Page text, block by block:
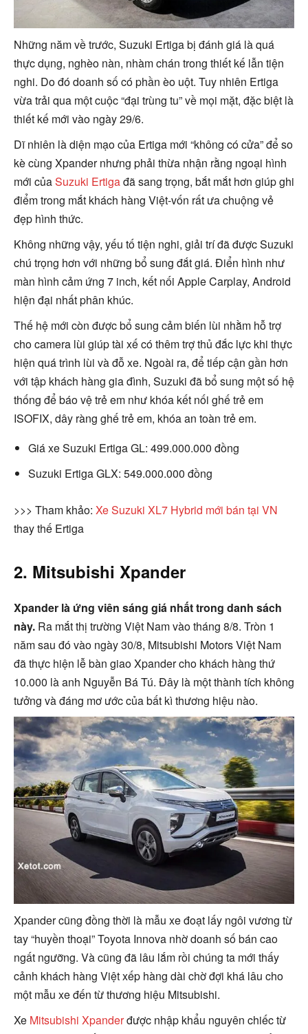
Những năm về trước, Suzuki Ertiga bị đánh giá là quá
thực dụng, nghèo nàn, nhàm chán trong thiết kế lẫn tiện
nghi. Do đó doanh số có phần èo uột. Tuy nhiên Ertiga
vừa trải qua một cuộc “đại trùng tu” về mọi mặt, đặc biệt là
thiết kế mới vào ngày 29/6.
Dĩ nhiên là diện mạo của Ertiga mới “không có cửa” để so
kè cùng Xpander nhưng phải thừa nhận rằng ngoại hình
mới củaSuzuki Ertigađã sang trọng, bắt mắt hơn giúp ghi
điểm trong mắt khách hàng Việt-vốn rất ưa chuộng vẻ
đẹp hình thức.
Không những vậy, yếu tố tiện nghi, giải trí đã được Suzuki
chú trọng hơn với những bổ sung đắt giá. Điển hình như
màn hình cảm ứng 7 inch, kết nối Apple Carplay, Android
hiện đại nhất phân khúc.
Thế hệ mới còn được bổ sung cảm biến lùi nhằm hỗ trợ
cho camera lùi giúp tài xế có thêm trợ thủ đắc lực khi thực
hiện quá trình lùi và đỗ xe. Ngoài ra, để tiếp cận gần hơn
với tập khách hàng gia đình, Suzuki đã bổ sung một số hệ
thống để báo vệ trẻ em như khóa kết nối ghế trẻ em
ISOFIX, dây ràng ghế trẻ em, khóa an toàn trẻ em.
Giá xe Suzuki Ertiga GL: 499.000.000 đồng
Suzuki Ertiga GLX: 549.000.000 đồng
>>> Tham khảo: Xe Suzuki XL7 Hybrid mới bán tại VN
thay thế Ertiga
2. Mitsubishi Xpander
Xpander là ứng viên sáng giá nhất trong danh sách
này. Ra mắt thị trường Việt Nam vào tháng 8/8. Tròn 1
năm sau đó vào ngày 30/8, Mitsubishi Motors Việt Nam
đã thực hiện lễ bàn giao Xpander cho khách hàng thứ
10.000 là anh Nguyễn Bá Tú. Đây là một thành tích không
tưởng và đáng mơ ước của bất kì thương hiệu nào.
Xpander cũng đồng thời là mẫu xe đoạt lấy ngôi vương từ
tay “huyền thoại” Toyota Innova nhờ doanh số bán cao
ngất ngưỡng. Và cũng đã lâu lắm rồi chúng ta mới thấy
cảnh khách hàng Việt xếp hàng dài chờ đợi khá lâu cho
một mẫu xe đến từ thương hiệu Mitsubishi.
Xe Mitsubishi Xpanderđược nhập khẩu nguyên chiếc từ